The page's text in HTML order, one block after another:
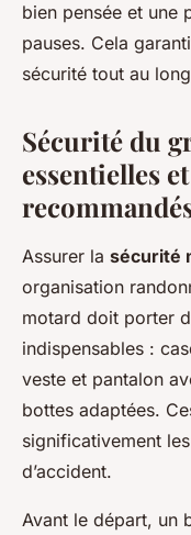
bien pensée et une
pauses. Cela
sécurité tout au
Sécurité du
essentielles
Assurer la sécurité
organisation
motard doit porter
indispensables :
veste et pantalon
bottes adaptées.
significativement
d’accident.
Avant le départ, un